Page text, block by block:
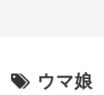
ウマ娘